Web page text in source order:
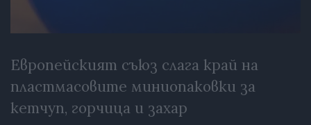
Европейският съюз слага край на
пластмасовите миниопаковки за
кетчуп, горчица и захар